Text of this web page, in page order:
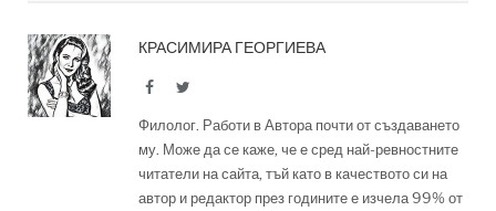
КРАСИМИРА ГЕОРГИЕВА
FacebookTwitter
Филолог. Работи в Автора почти от създаването
му. Може да се каже, че е сред най-ревностните
читатели на сайта, тъй като в качеството си на
автор и редактор през годините е изчела 99% от